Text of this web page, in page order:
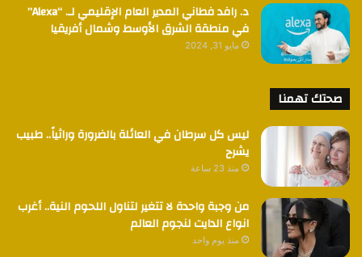
د. رافد فطاني المدير العام الإقليمي لـ. “Alexa”
في منطقة الشرق الأوسط وشمال أفريقيا
مايو 31, 2024
صحتك تهمنا
ليس كل سرطان في العائلة بالضرورة وراثياً.. طبيب
يشرح
منذ 23 ساعة
من وجبة واحدة لا تتغير لتناول اللحوم النية.. أغرب
انواع الدايت لنجوم العالم
منذ يوم واحد